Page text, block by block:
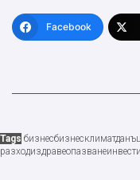
Facebook
Tags бизнесбизнесклимат
разходиздравеопазване